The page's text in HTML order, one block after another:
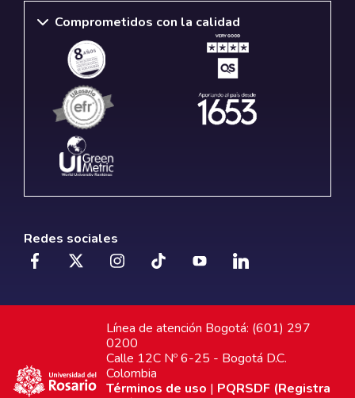
Comprometidos con la calidad
Redes sociales
Línea de atención Bogotá: (601) 297
0200
Calle 12C Nº 6-25 - Bogotá D.C.
Colombia
Términos de uso | PQRSDF (Registra